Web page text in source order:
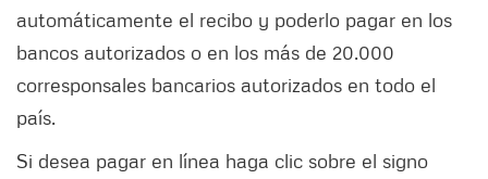
automáticamente el recibo y poderlo pagar en los
bancos autorizados o en los más de 20.000
corresponsales bancarios autorizados en todo el
país.
Si desea pagar en línea haga clic sobre el signo